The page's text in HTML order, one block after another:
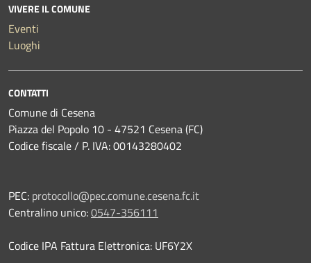
VIVERE IL COMUNE
Eventi
Luoghi
CONTATTI
Comune di Cesena
Piazza del Popolo 10 - 47521 Cesena (FC)
Codice fiscale / P. IVA: 00143280402
PEC: protocollo@pec.comune.cesena.fc.it
Centralino unico:0547-356111
Codice IPA Fattura Elettronica: UF6Y2X